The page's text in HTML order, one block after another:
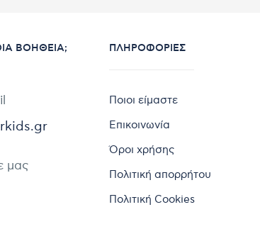
ΒΟΉΘΕΙΑ;
μας
ΠΛΗΡΟΦΟΡΊΕΣ
Ποιοι είμαστε
Επικοινωνία
Όροι χρήσης
Πολιτική απορρήτου
Πολιτική Cookies